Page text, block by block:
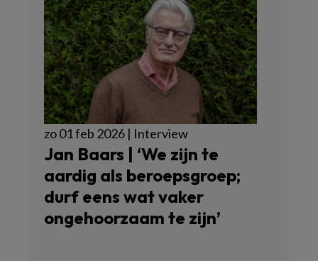
zo 01 feb 2026 | Interview
Jan Baars | ‘We zijn te
aardig als beroepsgroep;
durf eens wat vaker
ongehoorzaam te zijn’